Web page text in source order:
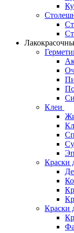
Клеи
Краски
Краски